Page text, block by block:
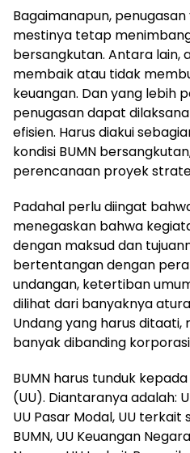
Bagaimanapun,
mestinya tetap
bersangkutan. Antara lain,
membaik atau tidak
keuangan. Dan yang lebih
penugasan dapat
efisien. Harus diakui
kondisi BUMN
perencanaan proyek
Padahal perlu diingat
menegaskan bahwa
dengan maksud dan
bertentangan dengan
undangan, ketertiban
dilihat dari banyaknya
Undang yang harus ditaati,
banyak dibanding korporasi
BUMN harus tunduk
(UU). Diantaranya adalah:
UU Pasar Modal, UU
BUMN, UU Keuangan